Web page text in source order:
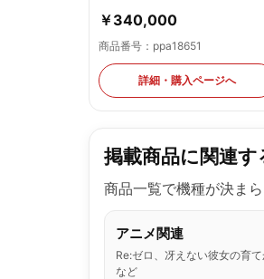
￥340,000
商品番号：ppa18651
詳細・購入ページへ
掲載商品に関連
商品一覧で機種が決ま
アニメ関連
Re:ゼロ、冴えない彼女の育て
など